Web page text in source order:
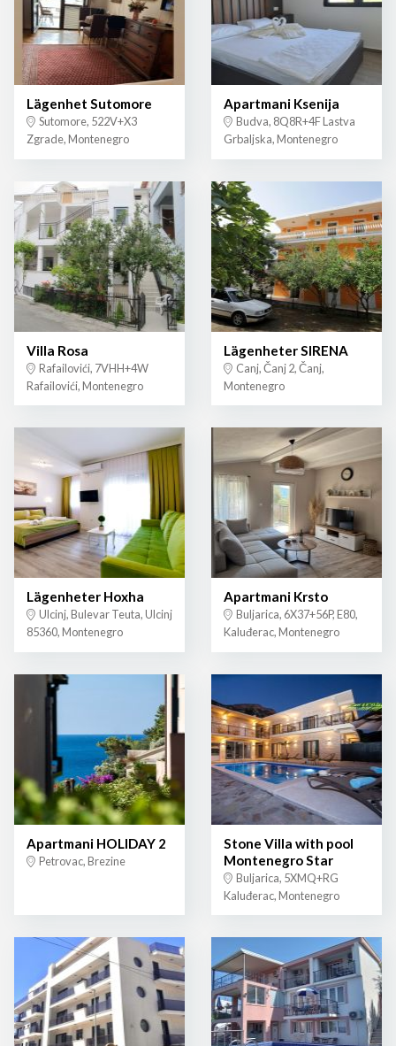
Lägenhet Sutomore
Sutomore, 522V+X3
Zgrade, Montenegro
Apartmani Ksenija
Budva, 8Q8R+4F Lastva
Grbaljska, Montenegro
Villa Rosa
Rafailovići, 7VHH+4W
Rafailovići, Montenegro
Lägenheter SIRENA
Canj, Čanj 2, Čanj,
Montenegro
Lägenheter Hoxha
Ulcinj, Bulevar Teuta, Ulcinj
85360, Montenegro
Apartmani Krsto
Buljarica, 6X37+56P, E80,
Kaluđerac, Montenegro
Apartmani HOLIDAY 2
Petrovac, Brezine
Stone Villa with pool
Montenegro Star
Buljarica, 5XMQ+RG
Kaluđerac, Montenegro